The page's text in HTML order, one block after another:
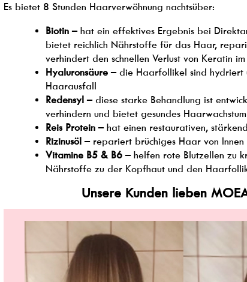
Es bietet 8 Stunden Haarverwöhnung nachtsüber:
Biotin– hat ein effektives Ergebnis bei
bietet reichlich Nährstoffe für das Haar,
verhindert den schnellen Verlust von Keratin
Hyaluronsäure– die Haarfollikel sind hydriert
Haarausfall
Redensyl– diese starke Behandlung ist
verhindern und bietet gesundes
Reis Protein– hat einen restaurativen,
Rizinusöl– repariert brüchiges Haar von Innen
Vitamine B5 & B6 – helfen rote Blutzellen zu
Nährstoffe zu der Kopfhaut und den
Unsere Kunden lieben